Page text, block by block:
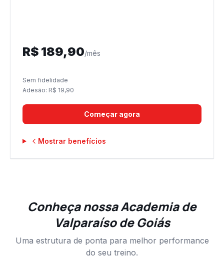
R$ 189,90/mês
Sem fidelidade
Adesão: R$ 19,90
Começar agora
Mostrar benefícios
Conheça nossa Academia de
Valparaíso de Goiás
Uma estrutura de ponta para melhor performance
do seu treino.